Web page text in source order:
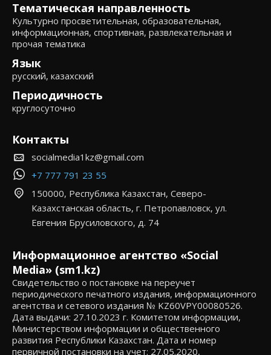
Тематическая направленность
Культурно просветительная, образовательная,
информационная, спортивная, развлекательная и
прочая тематика
Язык
русский, казахский
Периодичность
круглосуточно
Контакты
socialmedia1kz@gmail.com
+7 777 791 23 55
150000, Республика Казахстан, Северо-
Казахстанская область, г. Петропавловск, ул.
Евгения Брусиловского, д. 74
Информационное агентство «Social
Media» (sm1.kz)
Свидетельство о постановке на переучет
периодического печатного издания, информационного
агентства и сетевого издания № KZ60VPY00080526.
Дата выдачи: 27.10.2023 г. Комитетом информации,
Министерством информации и общественного
развития Республики Казахстан. Дата и номер
первичной постановки на учет: 27.05.2020,